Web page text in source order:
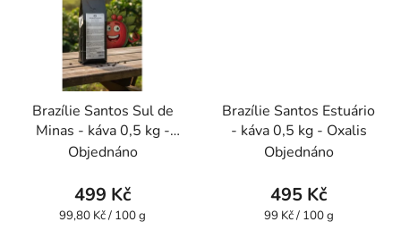
Brazílie Santos Sul de
Minas - káva 0,5 kg -
Oxalis
Objednáno
499 Kč
Měrná
99,80 Kč / 100 g
Brazílie Santos Estuário
- káva 0,5 kg - Oxalis
Objednáno
495 Kč
Měrná
99 Kč / 100 g